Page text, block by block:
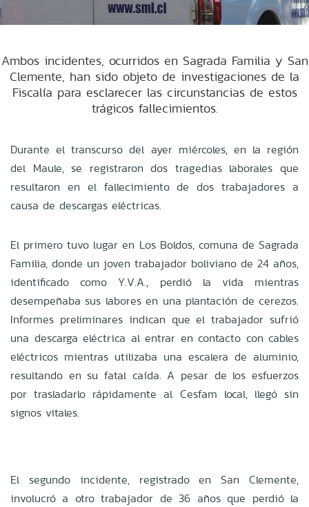
Ambos incidentes, ocurridos en Sagrada Familia y San
Clemente, han sido objeto de investigaciones de la
Fiscalía para esclarecer las circunstancias de estos
trágicos fallecimientos.
Durante el transcurso del ayer miércoles, en la región
del Maule, se registraron dos tragedias laborales que
resultaron en el fallecimiento de dos trabajadores a
causa de descargas eléctricas.
El primero tuvo lugar en Los Boldos, comuna de Sagrada
Familia, donde un joven trabajador boliviano de 24 años,
identificado como Y.V.A., perdió la vida mientras
desempeñaba sus labores en una plantación de cerezos.
Informes preliminares indican que el trabajador sufrió
una descarga eléctrica al entrar en contacto con cables
eléctricos mientras utilizaba una escalera de aluminio,
resultando en su fatal caída. A pesar de los esfuerzos
por trasladarlo rápidamente al Cesfam local, llegó sin
signos vitales.
El segundo incidente, registrado en San Clemente,
involucró a otro trabajador de 36 años que perdió la